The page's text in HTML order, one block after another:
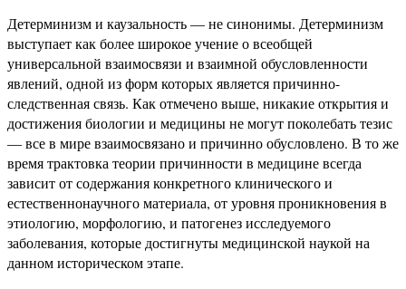
Детерминизм и каузальность — не синонимы. Детерминизм
выступает как более широкое учение о всеобщей
универсальной взаимосвязи и взаимной обусловленности
явлений, одной из форм которых является причинно-
следственная связь. Как отмечено выше, никакие открытия и
достижения биологии и медицины не могут поколебать тезис
— все в мире взаимосвязано и причинно обусловлено. В то же
время трактовка теории причинности в медицине всегда
зависит от содержания конкретного клинического и
естественнонаучного материала, от уровня проникновения в
этиологию, морфологию, и патогенез исследуемого
заболевания, которые достигнуты медицинской наукой на
данном историческом этапе.